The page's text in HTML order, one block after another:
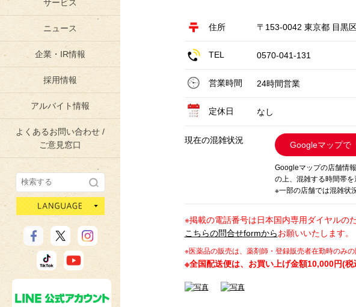
サービス
ニュース
企業・IR情報
採用情報
アルバイト情報
よくあるお問い合わせ /
ご意見窓口
住所 〒153-0042 東京都 目黒
TEL 0570-041-131
営業時間 24時間営業
定休日 なし
現在の混雑状況 Googleマップで
Googleマップの店舗情
の上、混雑する時間帯を
※一部の店舗では混雑状
※掲載の電話番号は日本国内専用ダイヤルの
こちらの問合せformからお願いいたします。
※医薬品の販売は、薬剤師・登録販売者在勤時のみ
※全国配送便は、お買い上げ金額10,000円(